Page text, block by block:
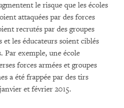
le risque que les écoles
attaquées par des forces
recrutés par des groupes
et les éducateurs soient ciblés
Par exemple, une école
forces armées et groupes
a été frappée par des tirs
et février 2015.